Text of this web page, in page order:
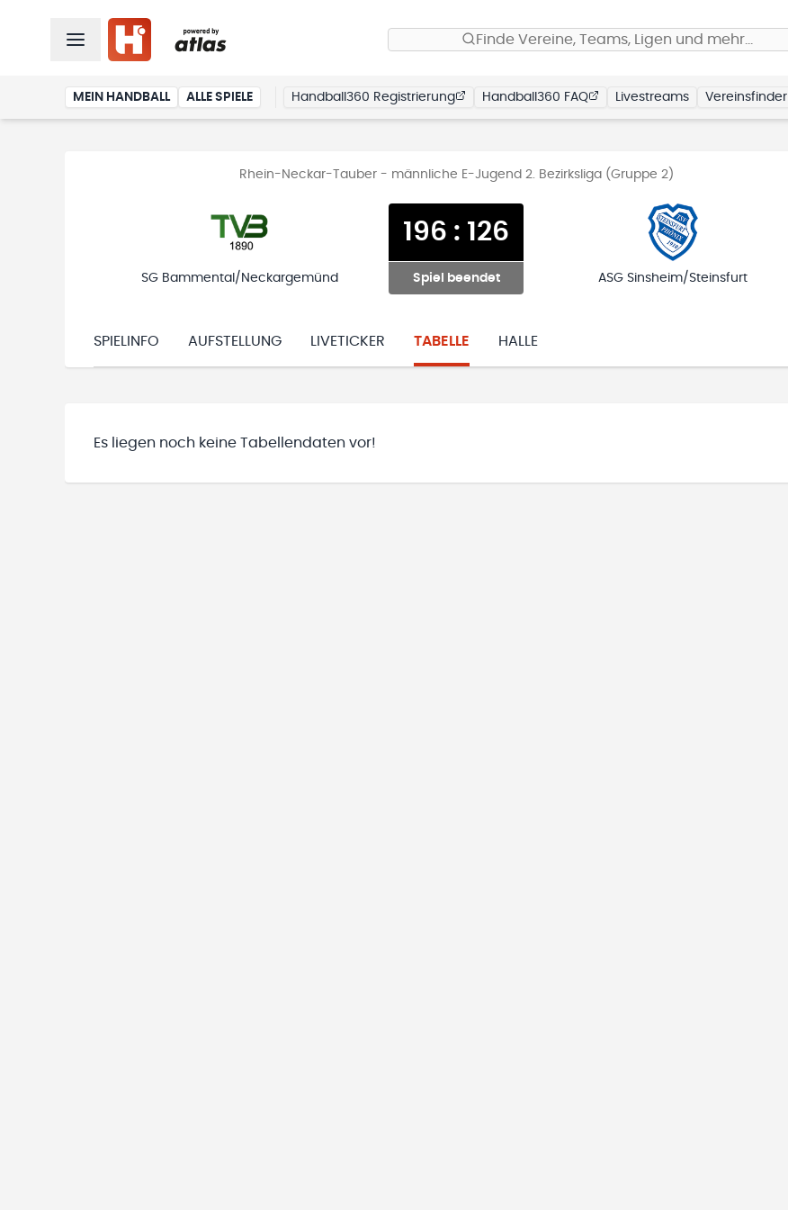
Finde Vereine, Teams, Ligen und mehr…
MEIN HANDBALL ALLE SPIELE Handball360 Registrierung Handball360 FAQ Livestreams Vereinsfinder
Rhein-Neckar-Tauber - männliche E-Jugend 2. Bezirksliga (Gruppe 2)
SG Bammental/Neckargemünd
196 : 126
Spiel beendet ASG Sinsheim/Steinsfurt
SPIELINFO AUFSTELLUNG LIVETICKER TABELLE HALLE
Es liegen noch keine Tabellendaten vor!